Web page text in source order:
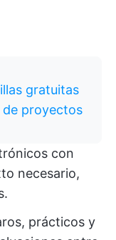
gratuitas
de proyectos
con
necesario,
prácticos y